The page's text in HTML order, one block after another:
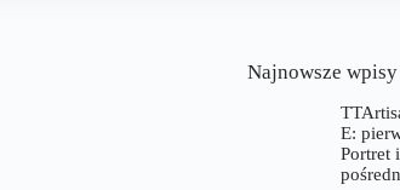
Najnowsze wpisy
E:
Portret